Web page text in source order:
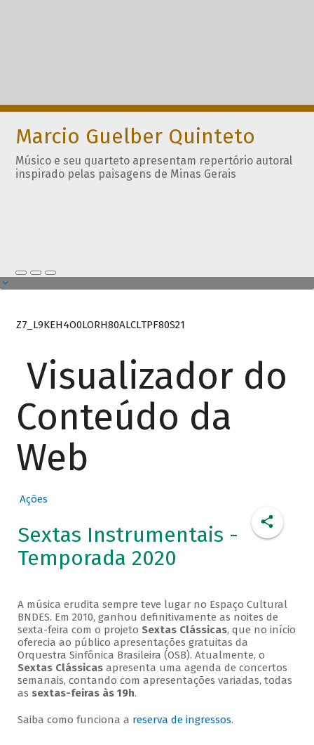
Marcio Guelber Quinteto
Músico e seu quarteto apresentam repertório autoral
inspirado pelas paisagens de Minas Gerais
Z7_L9KEH4O0LORH80ALCLTPF80S21
Visualizador do
Conteúdo da
Web
Ações
Sextas Instrumentais -
Temporada 2020
A música erudita sempre teve lugar no Espaço Cultural
BNDES. Em 2010, ganhou definitivamente as noites de
sexta-feira com o projeto Sextas Clássicas, que no início
oferecia ao público apresentações gratuitas da
Orquestra Sinfônica Brasileira (OSB). Atualmente, o
Sextas Clássicasapresenta uma agenda de concertos
semanais, contando com apresentações variadas, todas
as sextas-feiras às 19h.
Saiba como funciona a reserva de ingressos.